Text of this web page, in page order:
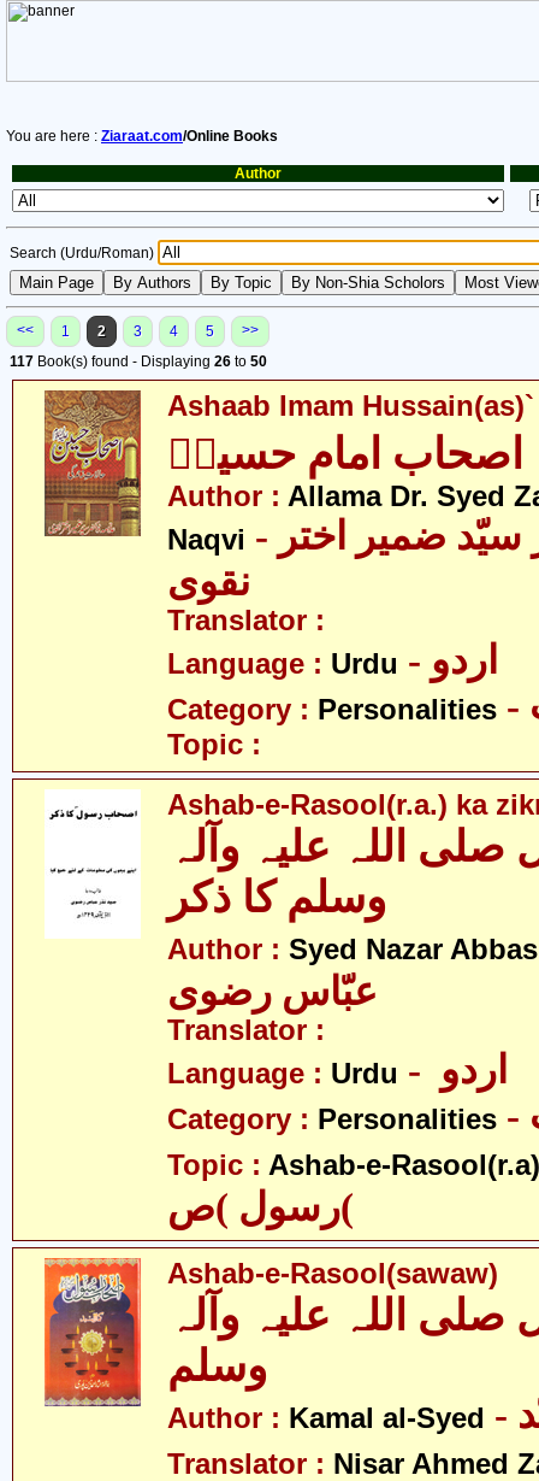
You are here : Ziaraat.com/Online Books
Author
Search (Urdu/Roman)
<< 1 2 3 4 5
>>
117 Book(s) found - Displaying 26 to 50
Ashaab Imam Hussain(as)`
اصحاب امام حسینؑ
Author : Allama Dr. Syed
Naqvi - علامہ ڈاکٹر سیّد ضمیر اختر
نقوی
Translator :
Language : Urdu - اردو
Category : Personalities
Topic :
Ashab-e-Rasool(r.a.) ka
اللہ علیہ وآلہ
Author : Syed Nazar
عبّاس رضوی
Translator :
Language : Urdu
Category : Personalities
Topic : Ashab-e-
رسول )ص(
Ashab-e-Rasool(sawaw)
اللہ علیہ وآلہ
وسلم
Author : Kamal al-Syed
Translator : Nisar Ahmed